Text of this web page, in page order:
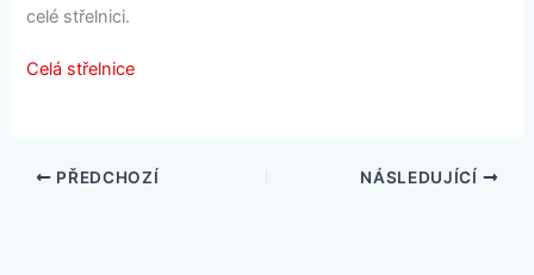
celé střelnici.
Celá střelnice
PŘEDCHOZÍ NÁSLEDUJÍCÍ